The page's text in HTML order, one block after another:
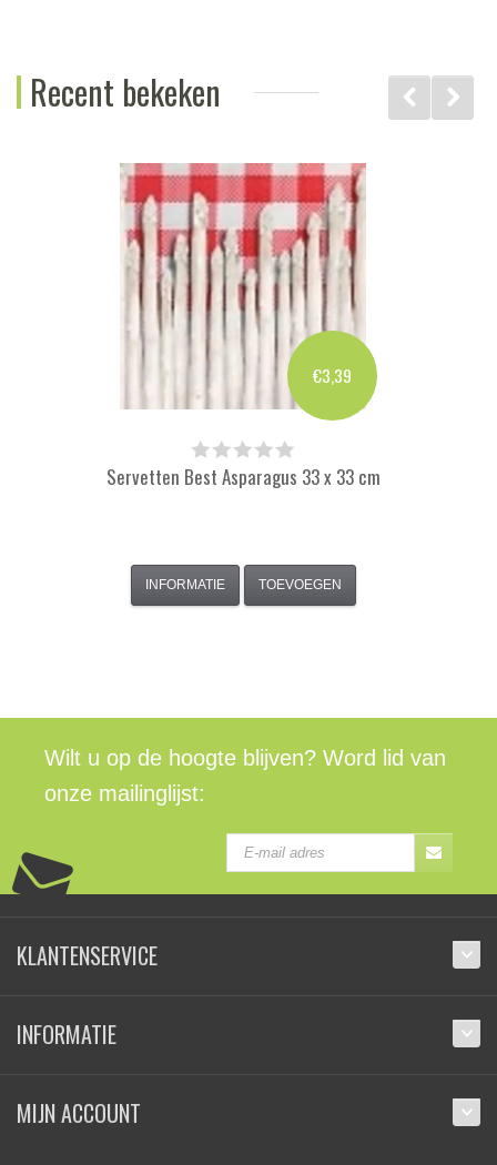
Recent bekeken
€3,39
Servetten Best Asparagus 33 x 33 cm
INFORMATIE TOEVOEGEN
Wilt u op de hoogte blijven? Word lid van
onze mailinglijst:
KLANTENSERVICE
INFORMATIE
MIJN ACCOUNT